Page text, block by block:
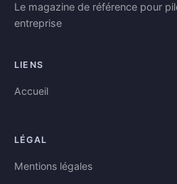
Le magazine de référence pour
entreprise
LIENS
Accueil
LÉGAL
Mentions légales